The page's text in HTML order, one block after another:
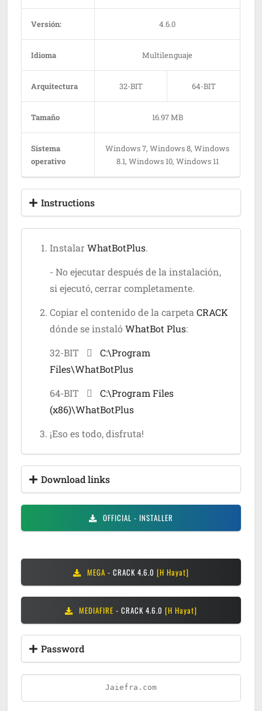
Versión: 4.6.0
Idioma Multilenguaje
Arquitectura 32-BIT 64-BIT
Tamaño 16.97 MB
Sistema
operativo
Windows 7, Windows 8, Windows
8.1, Windows 10, Windows 11
Instructions
Instalar WhatBotPlus.
- No ejecutar después de la instalación,
si ejecutó, cerrar completamente.
Copiar el contenido de la carpeta CRACK
dónde se instaló WhatBot Plus:
32-BIT
C:\Program
Files\WhatBotPlus
64-BIT
C:\Program Files
(x86)\WhatBotPlus
¡Eso es todo, disfruta!
Download links
OFFICIAL - INSTALLER
MEGA - CRACK 4.6.0 [H Hayat]
MEDIAFIRE - CRACK 4.6.0 [H Hayat]
Password
Jaiefra.com